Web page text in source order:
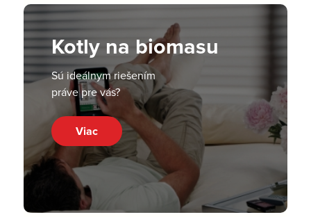
Kotly na biomasu
Sú ideálnym riešením
práve pre vás?
Viac